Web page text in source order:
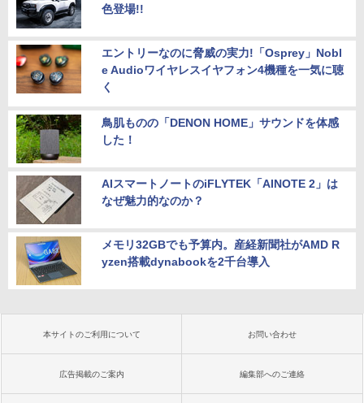
色登場!!
エントリーなのに脅威の実力!「Osprey」Nobl
e Audioワイヤレスイヤフォン4機種を一気に聴
く
鳥肌ものの「DENON HOME」サウンドを体感
した！
AIスマートノートのiFLYTEK「AINOTE 2」は
なぜ魅力的なのか？
メモリ32GBでも予算内。産経新聞社がAMD R
yzen搭載dynabookを2千台導入
本サイトのご利用について お問い合わせ
広告掲載のご案内 編集部へのご連絡